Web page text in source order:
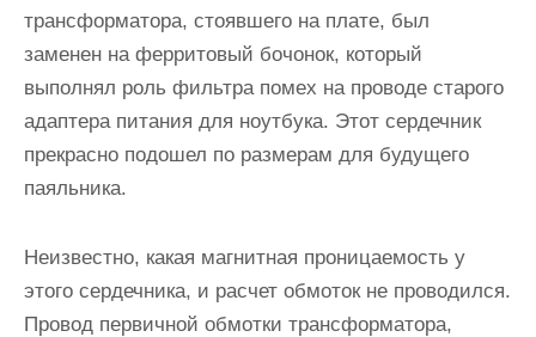
трансформатора, стоявшего на плате, был
заменен на ферритовый бочонок, который
выполнял роль фильтра помех на проводе старого
адаптера питания для ноутбука. Этот сердечник
прекрасно подошел по размерам для будущего
паяльника.
Неизвестно, какая магнитная проницаемость у
этого сердечника, и расчет обмоток не проводился.
Провод первичной обмотки трансформатора,